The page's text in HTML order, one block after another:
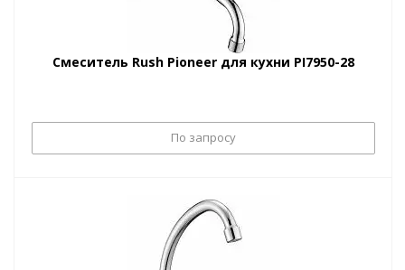
Смеситель Rush Pioneer для кухни PI7950-28
По запросу